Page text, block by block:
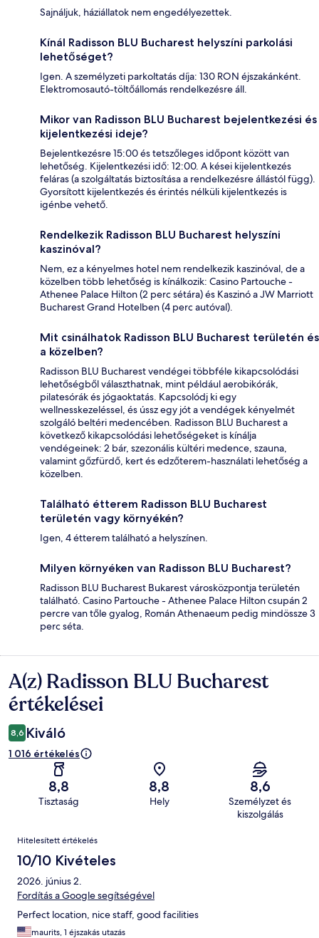
Sajnáljuk, háziállatok nem engedélyezettek.
Kínál Radisson BLU Bucharest helyszíni parkolási
lehetőséget?
Igen. A személyzeti parkoltatás díja: 130 RON éjszakánként.
Elektromosautó-töltőállomás rendelkezésre áll.
Mikor van Radisson BLU Bucharest bejelentkezési és
kijelentkezési ideje?
Bejelentkezésre 15:00 és tetszőleges időpont között van
lehetőség. Kijelentkezési idő: 12:00. A kései kijelentkezés
feláras (a szolgáltatás biztosítása a rendelkezésre állástól függ).
Gyorsított kijelentkezés és érintés nélküli kijelentkezés is
igénbe vehető.
Rendelkezik Radisson BLU Bucharest helyszíni
kaszinóval?
Nem, ez a kényelmes hotel nem rendelkezik kaszinóval, de a
közelben több lehetőség is kínálkozik: Casino Partouche -
Athenee Palace Hilton (2 perc sétára) és Kaszinó a JW Marriott
Bucharest Grand Hotelben (4 perc autóval).
Mit csinálhatok Radisson BLU Bucharest területén és
a közelben?
Radisson BLU Bucharest vendégei többféle kikapcsolódási
lehetőségből választhatnak, mint például aerobikórák,
pilatesórák és jógaoktatás. Kapcsolódj ki egy
wellnesskezeléssel, és ússz egy jót a vendégek kényelmét
szolgáló beltéri medencében. Radisson BLU Bucharest a
következő kikapcsolódási lehetőségeket is kínálja
vendégeinek: 2 bár, szezonális kültéri medence, szauna,
valamint gőzfürdő, kert és edzőterem-használati lehetőség a
közelben.
Található étterem Radisson BLU Bucharest
területén vagy környékén?
Igen, 4 étterem található a helyszínen.
Milyen környéken van Radisson BLU Bucharest?
Radisson BLU Bucharest Bukarest városközpontja területén
található. Casino Partouche - Athenee Palace Hilton csupán 2
percre van tőle gyalog, Román Athenaeum pedig mindössze 3
perc séta.
Értékelések
A(z) Radisson BLU Bucharest
értékelései
8,6 Kiváló
1 016 értékelés
8,8
Tisztaság
8,8
Hely
8,6
Személyzet és
kiszolgálás
Értékelések
Hitelesített értékelés
10/10 Kivételes
2026. június 2.
Fordítás a Google segítségével
Perfect location, nice staff, good facilities
maurits, 1 éjszakás utazás